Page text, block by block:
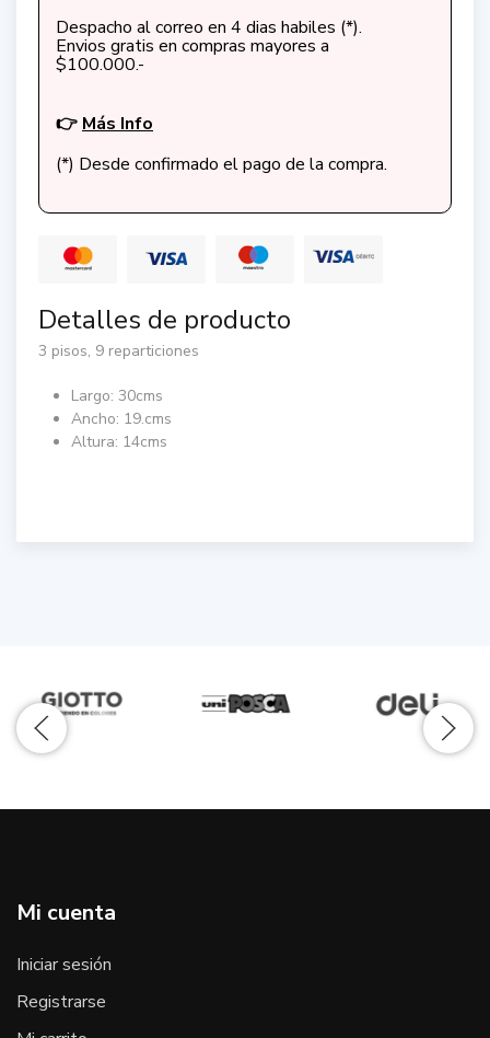
Despacho al correo en 4 dias habiles (*).
Envios gratis en compras mayores a
$100.000.-
👉 Más Info
(*) Desde confirmado el pago de la compra.
Detalles de producto
3 pisos, 9 reparticiones
Largo: 30cms
Ancho: 19.cms
Altura: 14cms
Mi cuenta
Iniciar sesión
Registrarse